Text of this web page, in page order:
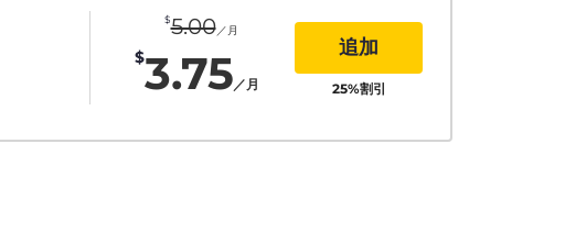
$5.00／月
$3.75 ／月
追加
25%割引